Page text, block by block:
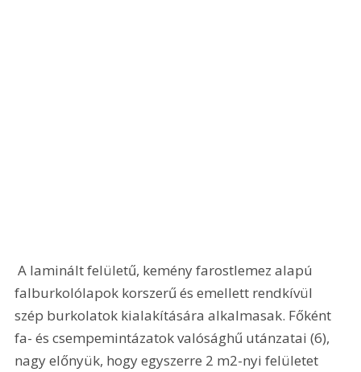
A laminált felületű, kemény farostlemez alapú
falburkolólapok korszerű és emellett rendkívül
szép burkolatok kialakítására alkalmasak. Főként
fa- és csempemintázatok valósághű utánzatai (6),
nagy előnyük, hogy egyszerre 2 m2-nyi felületet